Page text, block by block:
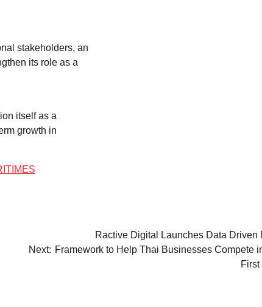
stakeholders, an
its role as a
itself as a
growth in
Next:
Ractive Digital Launches Data Driven
Framework to Help Thai Businesses Compete